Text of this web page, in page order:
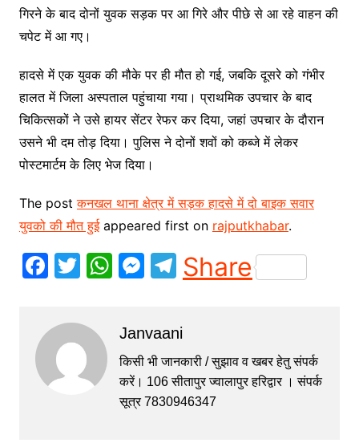
गिरने के बाद दोनों युवक सड़क पर आ गिरे और पीछे से आ रहे वाहन की
चपेट में आ गए।
हादसे में एक युवक की मौके पर ही मौत हो गई, जबकि दूसरे को गंभीर
हालत में जिला अस्पताल पहुंचाया गया। प्राथमिक उपचार के बाद
चिकित्सकों ने उसे हायर सेंटर रेफर कर दिया, जहां उपचार के दौरान
उसने भी दम तोड़ दिया। पुलिस ने दोनों शवों को कब्जे में लेकर
पोस्टमार्टम के लिए भेज दिया।
The postकनखल थाना क्षेत्र में सड़क हादसे में दो बाइक सवार
युवको की मौत हुईappeared first on rajputkhabar.
F
c
e
b
o
T
itt
er
W
s
A
p
p
M
s
e
n
T
el
gr
a
m
Share
Janvaani
किसी भी जानकारी / सुझाव व खबर हेतु संपर्क
करें। 106 सीतापुर ज्वालापुर हरिद्वार । संपर्क
सूत्र 7830946347